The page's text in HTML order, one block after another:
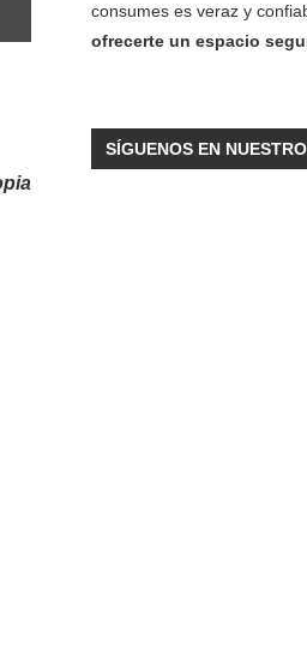
consumes es veraz y
ofrecerte un espacio
SÍGUENOS EN